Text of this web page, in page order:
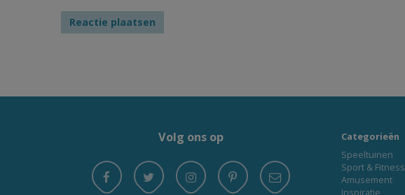
Volg ons op
Categorieën
Speeltuinen
Sport & Fitness
Amusement
Inspiratie